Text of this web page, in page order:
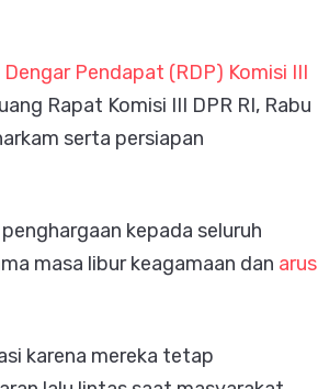
Pendapat (RDP) Komisi III
Rapat Komisi III DPR RI, Rabu
serta persiapan
kepada seluruh
masa libur keagamaan dan arus
karena mereka tetap